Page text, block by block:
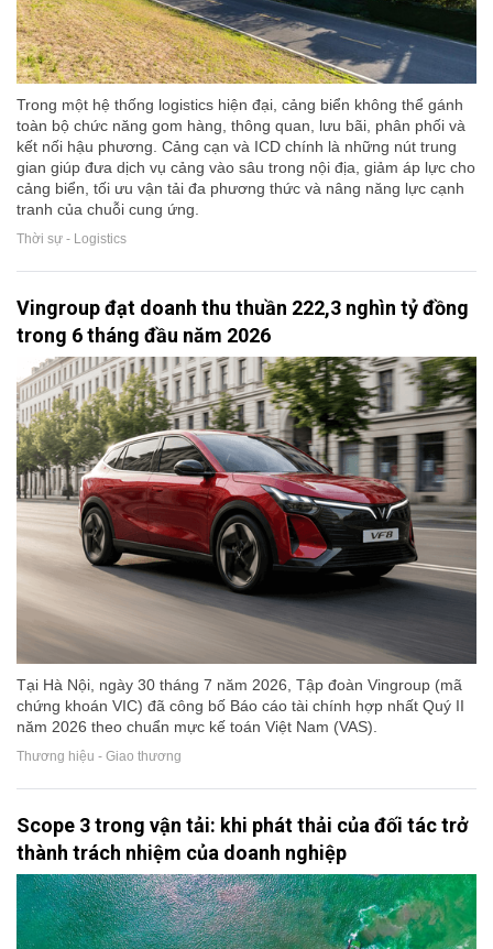
Trong một hệ thống logistics hiện đại, cảng biển không thể gánh
toàn bộ chức năng gom hàng, thông quan, lưu bãi, phân phối và
kết nối hậu phương. Cảng cạn và ICD chính là những nút trung
gian giúp đưa dịch vụ cảng vào sâu trong nội địa, giảm áp lực cho
cảng biển, tối ưu vận tải đa phương thức và nâng năng lực cạnh
tranh của chuỗi cung ứng.
Thời sự - Logistics
Vingroup đạt doanh thu thuần 222,3 nghìn tỷ đồng
trong 6 tháng đầu năm 2026
Tại Hà Nội, ngày 30 tháng 7 năm 2026, Tập đoàn Vingroup (mã
chứng khoán VIC) đã công bố Báo cáo tài chính hợp nhất Quý II
năm 2026 theo chuẩn mực kế toán Việt Nam (VAS).
Thương hiệu - Giao thương
Scope 3 trong vận tải: khi phát thải của đối tác trở
thành trách nhiệm của doanh nghiệp